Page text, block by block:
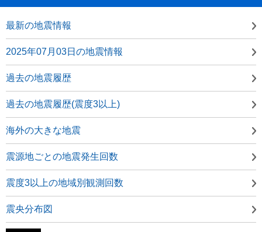
最新の地震情報
2025年07月03日の地震情報
過去の地震履歴
過去の地震履歴(震度3以上)
海外の大きな地震
震源地ごとの地震発生回数
震度3以上の地域別観測回数
震央分布図